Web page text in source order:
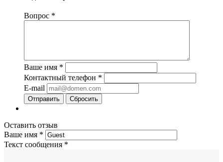
Вопрос *
Ваше имя *
Контактный телефон *
E-mail
Сбросить
Оставить отзыв
Ваше имя *
Текст сообщения *